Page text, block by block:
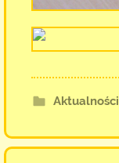
Aktualności